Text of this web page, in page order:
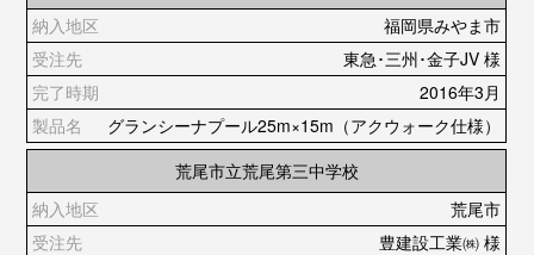
福岡県みやま市
東急･三州･金子JV 様
2016年3月
グランシーナプール25m×15m（アクウォーク仕様）
荒尾市立荒尾第三中学校
荒尾市
豊建設工業㈱ 様